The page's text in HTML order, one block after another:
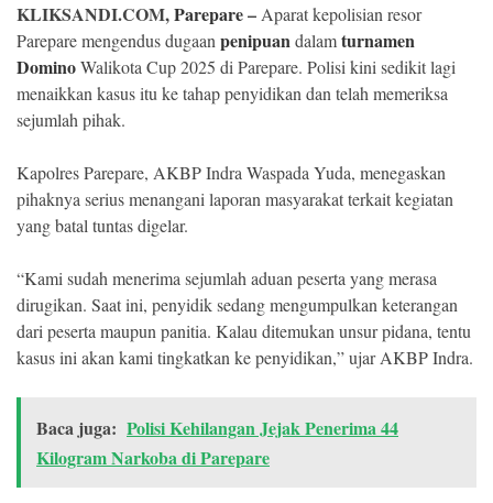
KLIKSANDI.COM,Parepare– Aparat kepolisian resor
Parepare mengendus dugaan penipuandalamturnamen
DominoWalikota Cup 2025 di Parepare. Polisi kini sedikit lagi
menaikkan kasus itu ke tahap penyidikan dan telah memeriksa
sejumlah pihak.
Kapolres Parepare, AKBP Indra Waspada Yuda, menegaskan
pihaknya serius menangani laporan masyarakat terkait kegiatan
yang batal tuntas digelar.
“Kami sudah menerima sejumlah aduan peserta yang merasa
dirugikan. Saat ini, penyidik sedang mengumpulkan keterangan
dari peserta maupun panitia. Kalau ditemukan unsur pidana, tentu
kasus ini akan kami tingkatkan ke penyidikan,” ujar AKBP Indra.
Baca juga: Polisi Kehilangan Jejak Penerima 44
Kilogram Narkoba di Parepare